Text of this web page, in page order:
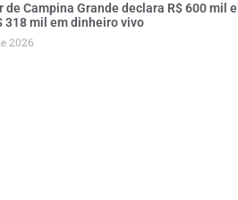
de Campina Grande declara R$ 600 mil e
318 mil em dinheiro vivo
2026